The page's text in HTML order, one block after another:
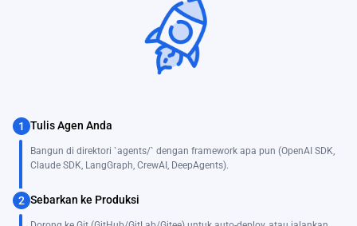
1 Tulis Agen Anda
Bangun di direktori `agents/` dengan framework apa pun (OpenAI SDK,
Claude SDK, LangGraph, CrewAI, DeepAgents).
2 Sebarkan ke Produksi